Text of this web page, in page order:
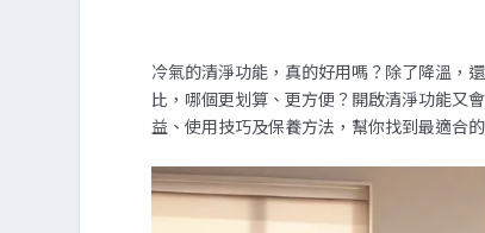
冷氣的清淨功能，真的好用嗎？除了降溫，
比，哪個更划算、更方便？開啟清淨功能又
益、使用技巧及保養方法，幫你找到最適合